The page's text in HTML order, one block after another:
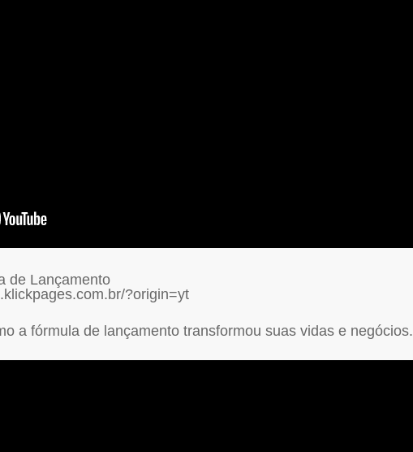
de Lançamento
?origin=yt
a fórmula de lançamento transformou suas vidas e negócios.